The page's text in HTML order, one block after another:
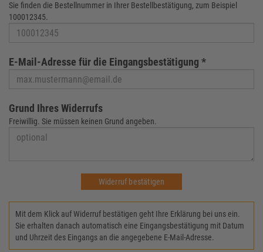
Sie finden die Bestellnummer in Ihrer Bestellbestätigung, zum Beispiel
100012345.
E-Mail-Adresse für die Eingangsbestätigung *
Grund Ihres Widerrufs
Freiwillig. Sie müssen keinen Grund angeben.
Widerruf bestätigen
Mit dem Klick auf Widerruf bestätigen geht Ihre Erklärung bei uns ein.
Sie erhalten danach automatisch eine Eingangsbestätigung mit Datum
und Uhrzeit des Eingangs an die angegebene E-Mail-Adresse.